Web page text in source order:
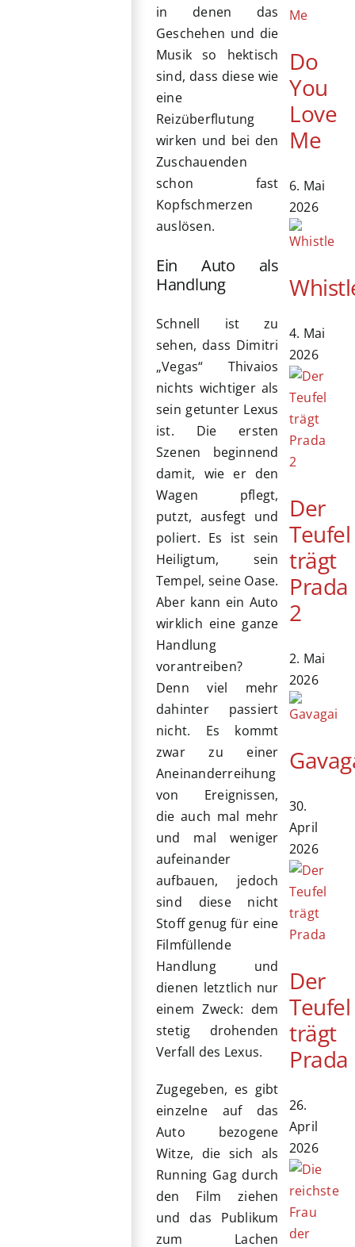
in denen das
Geschehen und die
Musik so hektisch
sind, dass diese wie
eine
Reizüberflutung
wirken und bei den
Zuschauenden
schon fast
Kopfschmerzen
auslösen.
Ein Auto als
Handlung
Schnell ist zu
sehen, dass Dimitri
„Vegas“ Thivaios
nichts wichtiger als
sein getunter Lexus
ist. Die ersten
Szenen beginnend
damit, wie er den
Wagen pflegt,
putzt, ausfegt und
poliert. Es ist sein
Heiligtum, sein
Tempel, seine Oase.
Aber kann ein Auto
wirklich eine ganze
Handlung
vorantreiben?
Denn viel mehr
dahinter passiert
nicht. Es kommt
zwar zu einer
Aneinanderreihung
von Ereignissen,
die auch mal mehr
und mal weniger
aufeinander
aufbauen, jedoch
sind diese nicht
Stoff genug für eine
Filmfüllende
Handlung und
dienen letztlich nur
einem Zweck: dem
stetig drohenden
Verfall des Lexus.
Zugegeben, es gibt
einzelne auf das
Auto bezogene
Witze, die sich als
Running Gag durch
den Film ziehen
und das Publikum
zum Lachen
Do
You
Love
Me
6. Mai
2026
4. Mai
2026
Der
Teufel
trägt
Prada
2
2. Mai
2026
30.
April
2026
Der
Teufel
trägt
Prada
26.
April
2026